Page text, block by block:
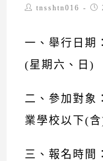
Posttnsshtn016
一、舉行日期
(星期六、日)
二、參加對象
業學校以下(含
三、報名時間